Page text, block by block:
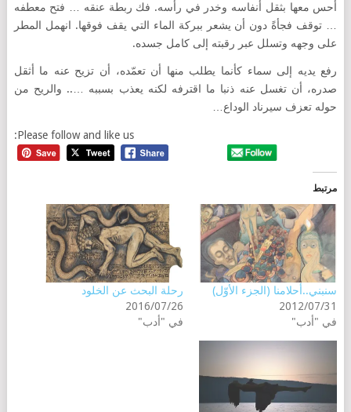
أحس معها بثقل أنفاسه وخدر في رأسه. فك ربطة عنقه … فتح معطفه
… توقف فجأةً دون أن يشعر ببركة الماء التي يقف فوقها. انهمل المطر
على وجهه وتسلل عبر رقبته إلى كامل جسده.
رفع يديه إلى سماء كأنما يطلب منها أن تعمّده، أن تزيح عنه ما أثقل
صدره، أن تغسل عنه ذنبا ما اقترفه لكنه يعذب بسببه ….. والريح من
حوله تعزف سيرناد الوداع…
Please follow and like us:
مرتبط
سنبني..أحلامنا (الجزء الأوّل)
2012/07/31
في "أدب"
رحلة البحث عن الخلود
2016/07/26
في "أدب"